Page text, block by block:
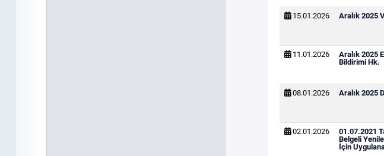
15.01.2026 Aralık 2025
11.01.2026
Aralık 2025
Bildirimi Hk.
08.01.2026 Aralık 2025
02.01.2026
01.07.2021
Belgeli
İçin